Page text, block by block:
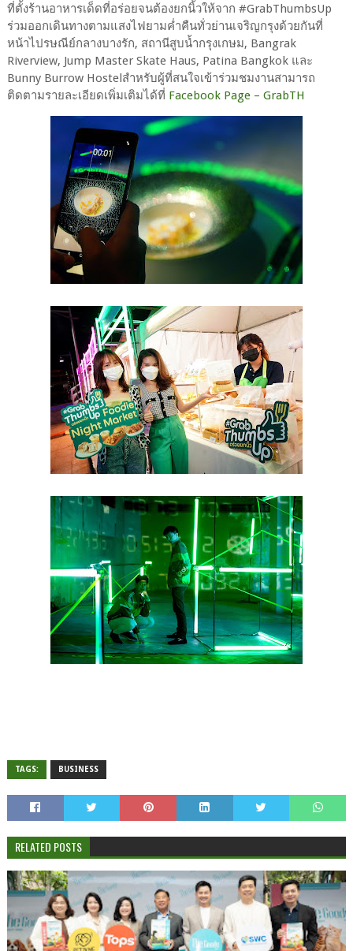
ที่ตั้งร้านอาหารเด็ดที่อร่อยจนต้องยกนิ้วให้จาก #GrabThumbsUp
ร่วมออกเดินทางตามแสงไฟยามค่ำคืนทั่วย่านเจริญกรุงด้วยกันที่
หน้าไปรษณีย์กลางบางรัก, สถานีสูบน้ำกรุงเกษม, Bangrak
Riverview, Jump Master Skate Haus, Patina Bangkok และ
Bunny Burrow Hostelสำหรับผู้ที่สนใจเข้าร่วมชมงานสามารถ
ติดตามรายละเอียดเพิ่มเติมได้ที่ Facebook Page – GrabTH
TAGS: BUSINESS
RELATED POSTS